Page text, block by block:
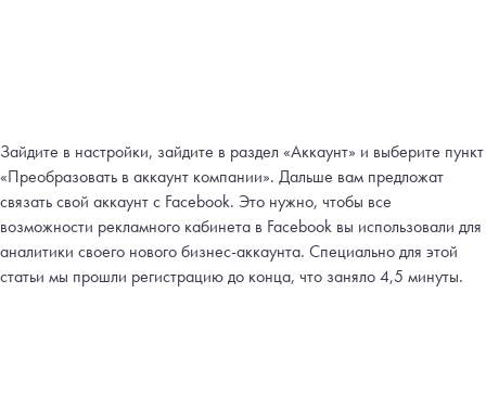
Зайдите в настройки, зайдите в раздел «Аккаунт» и выберите пункт
«Преобразовать в аккаунт компании». Дальше вам предложат
связать свой аккаунт с Facebook. Это нужно, чтобы все
возможности рекламного кабинета в Facebook вы использовали для
аналитики своего нового бизнес-аккаунта. Специально для этой
статьи мы прошли регистрацию до конца, что заняло 4,5 минуты.